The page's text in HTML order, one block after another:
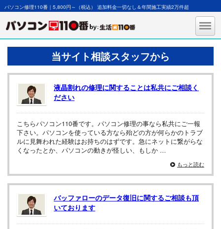
パソコン修理110番｜5,800円～（税込） 追加料金一切なし＆年間施工実績2万件超
当サイト相談スタッフから
液晶割れの修理に関することは私共にご相談く
ださい
こちらパソコン110番です。パソコン修理の事なら私共にご一報
下さい。パソコンを使っている方なら殆どの方が何らかのトラブ
ルに見舞われた経験はお持ちのはずです。急にネットに繋がらな
くなったとか、パソコンの動きが怪しい、もしか …
もっと読む
バッファローのデータ復旧に関するご相談も頂
いております